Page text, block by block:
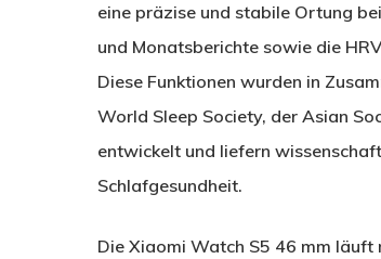
eine präzise und stabile Ortung
und Monatsberichte sowie die
Diese Funktionen wurden in
World Sleep Society, der Asian
entwickelt und liefern
Schlafgesundheit.
Die Xiaomi Watch S5 46 mm